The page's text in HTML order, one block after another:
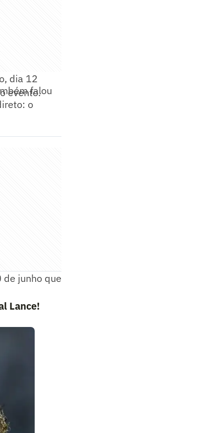
dia 12
evento.falou
o
de junho que
Lance!